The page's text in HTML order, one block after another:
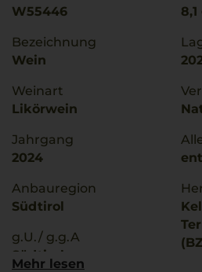
W55446
Bezeichnung
Wein
Weinart
Likörwein
Jahrgang
2024
Anbauregion
Südtirol
g.U./ g.g.A
Südtirol
Mehr lesen